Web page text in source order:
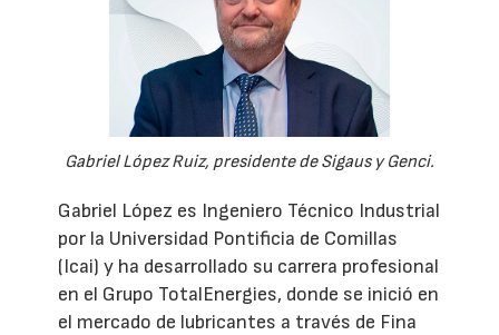
Gabriel López Ruiz, presidente de Sigaus y Genci.
Gabriel López es Ingeniero Técnico Industrial
por la Universidad Pontificia de Comillas
(Icai) y ha desarrollado su carrera profesional
en el Grupo TotalEnergies, donde se inició en
el mercado de lubricantes a través de Fina